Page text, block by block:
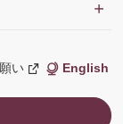
い
新
し
English